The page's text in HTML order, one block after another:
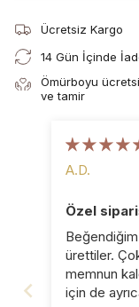
Ücretsiz Kargo
14 Gün İçinde
Ömürboyu
ve tamir
A.D.
Özel
ürettiler.
memnun
için de